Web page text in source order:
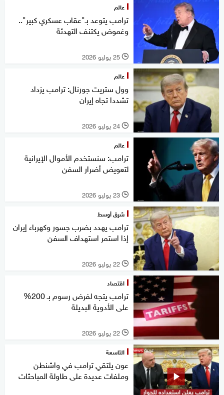
عالم
ترامب يتوعد بـ"عقاب عسكري كبير"..
وغموض يكتنف التهدئة
l 25 يوليو 2026
عالم
وول ستريت جورنال: ترامب يزداد
تشددا تجاه إيران
l 24 يوليو 2026
عالم
ترامب: سنستخدم الأموال الإيرانية
لتعويض أضرار السفن
l 23 يوليو 2026
شرق أوسط
ترامب يهدد بضرب جسور وكهرباء إيران
إذا استمر استهداف السفن
l 22 يوليو 2026
اقتصاد
ترامب يتجه لفرض رسوم بـ 200%
على الأدوية البديلة
l 22 يوليو 2026
التاسعة
عون يلتقي ترامب في واشنطن
وملفات عديدة على طاولة المباحثات